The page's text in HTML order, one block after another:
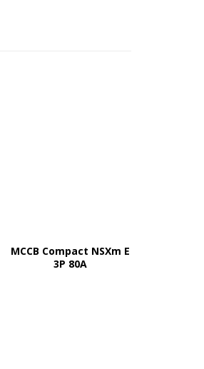
MCCB Compact NSXm E
3P 80A